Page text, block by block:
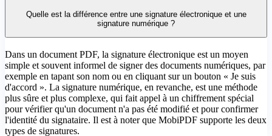
Quelle est la différence entre une signature électronique et une
signature numérique ?
Dans un document PDF, la signature électronique est un moyen
simple et souvent informel de signer des documents numériques, par
exemple en tapant son nom ou en cliquant sur un bouton « Je suis
d'accord ». La signature numérique, en revanche, est une méthode
plus sûre et plus complexe, qui fait appel à un chiffrement spécial
pour vérifier qu'un document n'a pas été modifié et pour confirmer
l'identité du signataire. Il est à noter que MobiPDF supporte les deux
types de signatures.